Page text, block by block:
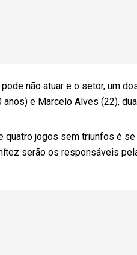
não atuar e o setor, um
e Marcelo Alves (22),
quatro jogos sem triunfos é
serão os responsáveis